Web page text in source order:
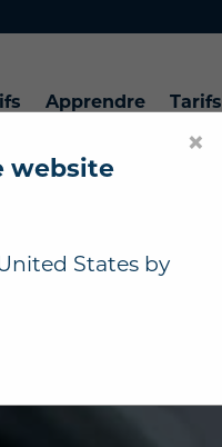
×
website
States by
Apprendre Tarifs